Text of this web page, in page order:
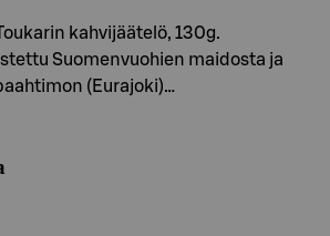
kahvijäätelö, 130g.
Suomenvuohien maidosta ja
(Eurajoki)…